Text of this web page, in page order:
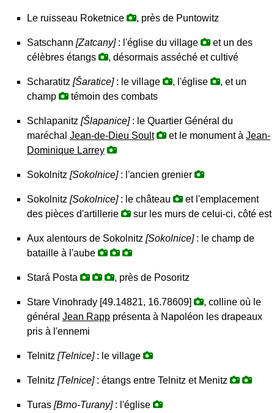
Le ruisseau Roketnice , près de Puntowitz
Satschann [Zatcany]: l'église du village
et un des
célèbres étangs
, désormais asséché et cultivé
Scharatitz [Šaratice]: le village , l'église
, et un
champ
témoin des combats
Schlapanitz [Šlapanice]: le Quartier Général du
maréchal Jean-de-Dieu Soult et le monument à Jean-
Dominique Larrey
Sokolnitz [Sokolnice]: l'ancien grenier
Sokolnitz [Sokolnice]: le château
et l'emplacement
des pièces d'artillerie
sur les murs de celui-ci, côté est
Aux alentours de Sokolnitz [Sokolnice]: le champ de
bataille à l'aube
Stará Posta , près de Posoritz
Stare Vinohrady [49.14821, 16.78609]
, colline où le
général Jean Rapp présenta à Napoléon les drapeaux
pris à l'ennemi
Telnitz [Telnice]: le village
Telnitz [Telnice]: étangs entre Telnitz et Menitz
Turas [Brno-Turany]: l'église